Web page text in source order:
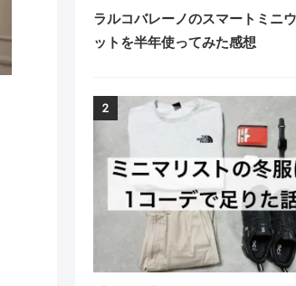
ラルコバレーノのスマートミニ
ットを半年使ってみた感想
2